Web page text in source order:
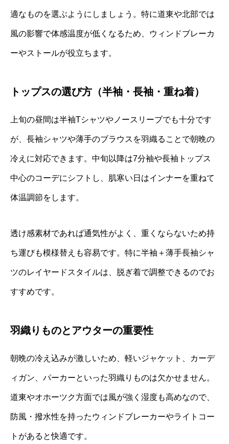
適なものを選ぶようにしましょう。特に道東や北部では
風の影響で体感温度が低くなるため、ウィンドブレーカ
ーやストールが役立ちます。
トップスの選び方（半袖・長袖・重ね着）
上旬の昼間は半袖Tシャツやノースリーブでも十分です
が、長袖シャツや薄手のブラウスを羽織ることで朝晩の
冷えに対応できます。中旬以降は7分袖や長袖トップス
中心のコーデにシフトし、肌寒い日はインナーを重ねて
体温調節をします。
透け感素材であれば通気性がよく、重くならないため持
ち運びも模様替えも容易です。特に半袖＋薄手長袖シャ
ツのレイヤードスタイルは、脱ぎ着で調整できるのでお
すすめです。
羽織りものとアウターの重要性
朝晩の冷え込みが激しいため、軽いジャケット、カーデ
ィガン、パーカーといった羽織りものは欠かせません。
道東やオホーツク方面では風が強く湿度も高めなので、
防風・撥水性を持ったウィンドブレーカーやライトコー
トがあると快適です。